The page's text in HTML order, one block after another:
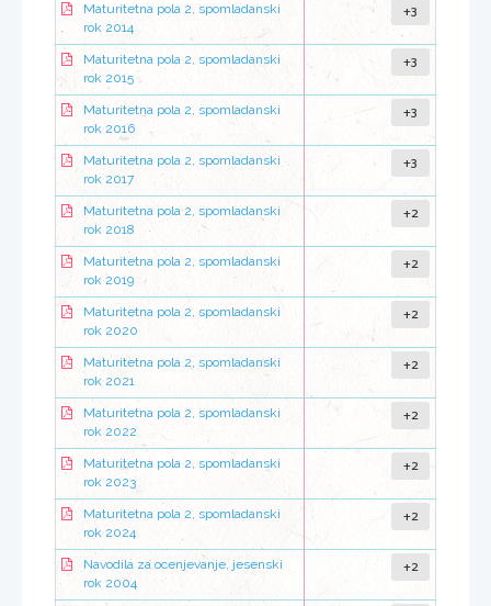
Maturitetna pola 2, spomladanski
rok 2014
+3
Maturitetna pola 2, spomladanski
rok 2015
+3
Maturitetna pola 2, spomladanski
rok 2016
+3
Maturitetna pola 2, spomladanski
rok 2017
+3
Maturitetna pola 2, spomladanski
rok 2018
+2
Maturitetna pola 2, spomladanski
rok 2019
+2
Maturitetna pola 2, spomladanski
rok 2020
+2
Maturitetna pola 2, spomladanski
rok 2021
+2
Maturitetna pola 2, spomladanski
rok 2022
+2
Maturitetna pola 2, spomladanski
rok 2023
+2
Maturitetna pola 2, spomladanski
rok 2024
+2
Navodila za ocenjevanje, jesenski
rok 2004
+2